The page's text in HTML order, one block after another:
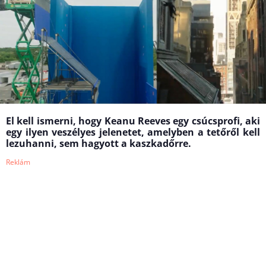
El kell ismerni, hogy Keanu Reeves egy csúcsprofi, aki
egy ilyen veszélyes jelenetet, amelyben a tetőről kell
lezuhanni, sem hagyott a kaszkadőrre.
Reklám